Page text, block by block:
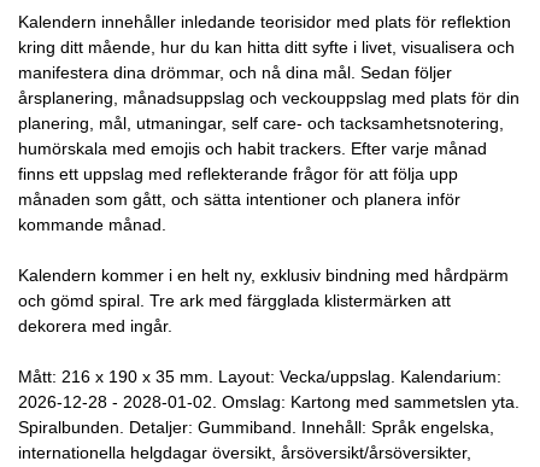
Kalendern innehåller inledande teorisidor med plats för reflektion
kring ditt mående, hur du kan hitta ditt syfte i livet, visualisera och
manifestera dina drömmar, och nå dina mål. Sedan följer
årsplanering, månadsuppslag och veckouppslag med plats för din
planering, mål, utmaningar, self care- och tacksamhetsnotering,
humörskala med emojis och habit trackers. Efter varje månad
finns ett uppslag med reflekterande frågor för att följa upp
månaden som gått, och sätta intentioner och planera inför
kommande månad.
Kalendern kommer i en helt ny, exklusiv bindning med hårdpärm
och gömd spiral. Tre ark med färgglada klistermärken att
dekorera med ingår.
Mått: 216 x 190 x 35 mm. Layout: Vecka/uppslag. Kalendarium:
2026-12-28 - 2028-01-02. Omslag: Kartong med sammetslen yta.
Spiralbunden. Detaljer: Gummiband. Innehåll: Språk engelska,
internationella helgdagar översikt, årsöversikt/årsöversikter,